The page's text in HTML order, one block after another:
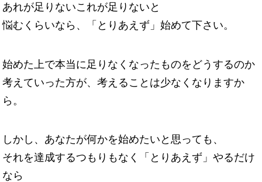
あれが足りないこれが足りないと
悩むくらいなら、「とりあえず」始めて下さい。
始めた上で本当に足りなくなったものをどうするのか
考えていった方が、考えることは少なくなりますか
ら。
しかし、あなたが何かを始めたいと思っても、
それを達成するつもりもなく「とりあえず」やるだけ
なら